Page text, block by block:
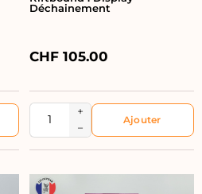
Déchainement
CHF105.00
+
−